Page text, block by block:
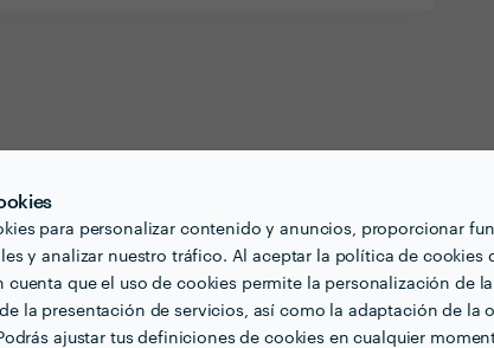
para personalizar contenido y anuncios, proporcionar
y analizar nuestro tráfico. Al aceptar la política de cookies
cuenta que el uso de cookies permite la personalización de la
la presentación de servicios, así como la adaptación de la
ajustar tus definiciones de cookies en cualquier